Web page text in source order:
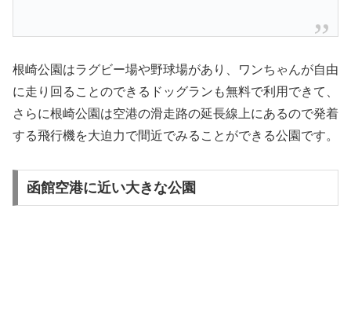
根崎公園はラグビー場や野球場があり、ワンちゃんが自由
に走り回ることのできるドッグランも無料で利用できて、
さらに根崎公園は空港の滑走路の延長線上にあるので発着
する飛行機を大迫力で間近でみることができる公園です。
函館空港に近い大きな公園